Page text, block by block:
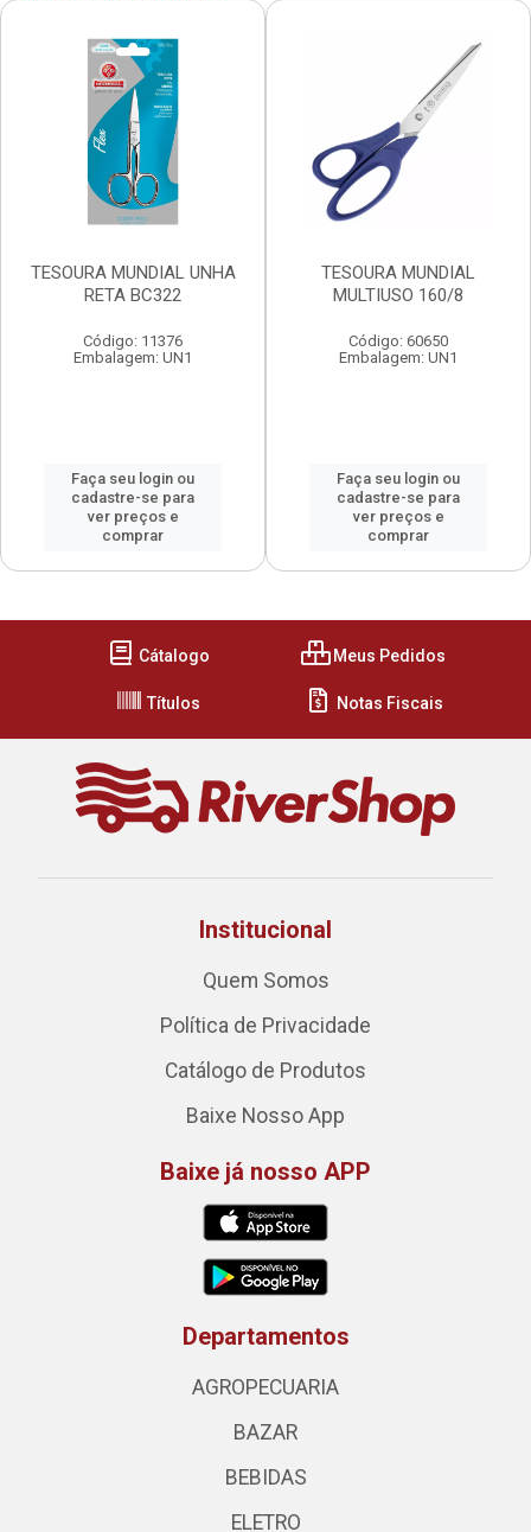
TESOURA MUNDIAL UNHA
RETA BC322
Código: 11376
Embalagem: UN1
Faça seu login ou
cadastre-se para
ver preços e
comprar
TESOURA MUNDIAL
MULTIUSO 160/8
Código: 60650
Embalagem: UN1
Faça seu login ou
cadastre-se para
ver preços e
comprar
Cátalogo Meus Pedidos
Títulos Notas Fiscais
Institucional
Quem Somos
Política de Privacidade
Catálogo de Produtos
Baixe Nosso App
Baixe já nosso APP
Departamentos
AGROPECUARIA
BAZAR
BEBIDAS
ELETRO